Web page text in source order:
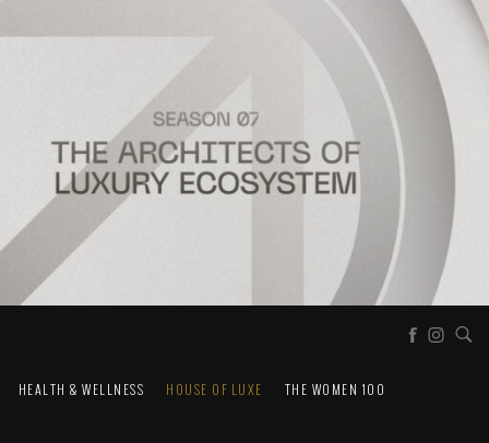
HEALTH & WELLNESS HOUSE OF LUXE THE WOMEN 100